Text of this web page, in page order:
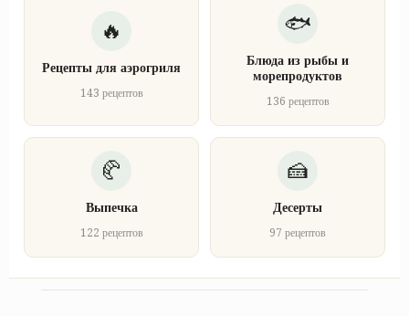
Рецепты для аэрогриля
143 рецептов
Блюда из рыбы и
морепродуктов
136 рецептов
Выпечка
122 рецептов
Десерты
97 рецептов